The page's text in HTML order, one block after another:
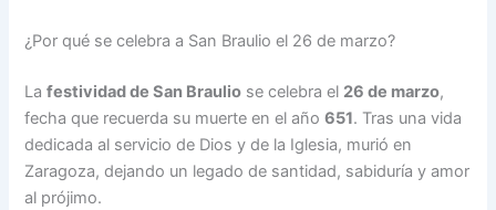
¿Por qué se celebra a San Braulio el 26 de marzo?
Lafestividad de San Braulio se celebra el 26 de marzo,
fecha que recuerda su muerte en el año651. Tras una vida
dedicada al servicio de Dios y de la Iglesia, murió en
Zaragoza, dejando un legado de santidad, sabiduría y amor
al prójimo.